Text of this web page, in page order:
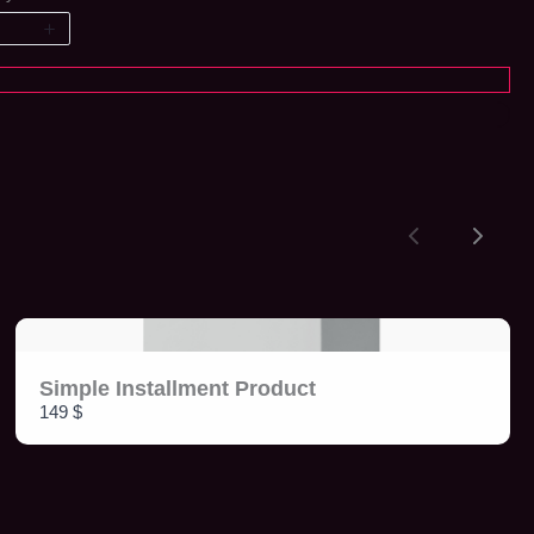
Simple Installment Product
149 $